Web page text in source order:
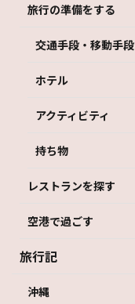
旅行の準備をする
交通手段・移動手段
ホテル
アクティビティ
持ち物
レストランを探す
空港で過ごす
旅行記
沖縄